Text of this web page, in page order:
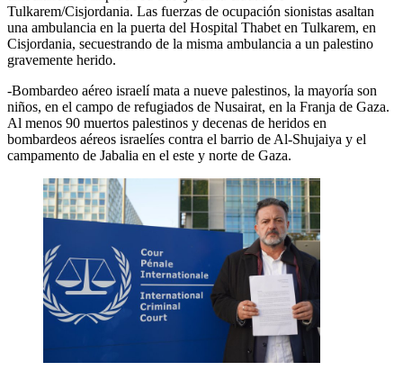
Tulkarem/Cisjordania. Las fuerzas de ocupación sionistas asaltan
una ambulancia en la puerta del Hospital Thabet en Tulkarem, en
Cisjordania, secuestrando de la misma ambulancia a un palestino
gravemente herido.
-Bombardeo aéreo israelí mata a nueve palestinos, la mayoría son
niños, en el campo de refugiados de Nusairat, en la Franja de Gaza.
Al menos 90 muertos palestinos y decenas de heridos en
bombardeos aéreos israelíes contra el barrio de Al-Shujaiya y el
campamento de Jabalia en el este y norte de Gaza.